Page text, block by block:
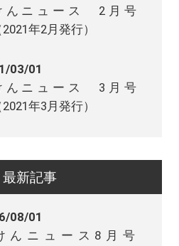
んニュース 2月号
年2月発行）
03/01
んニュース 3月号
年3月発行）
最新記事
08/01
んニュース8月号